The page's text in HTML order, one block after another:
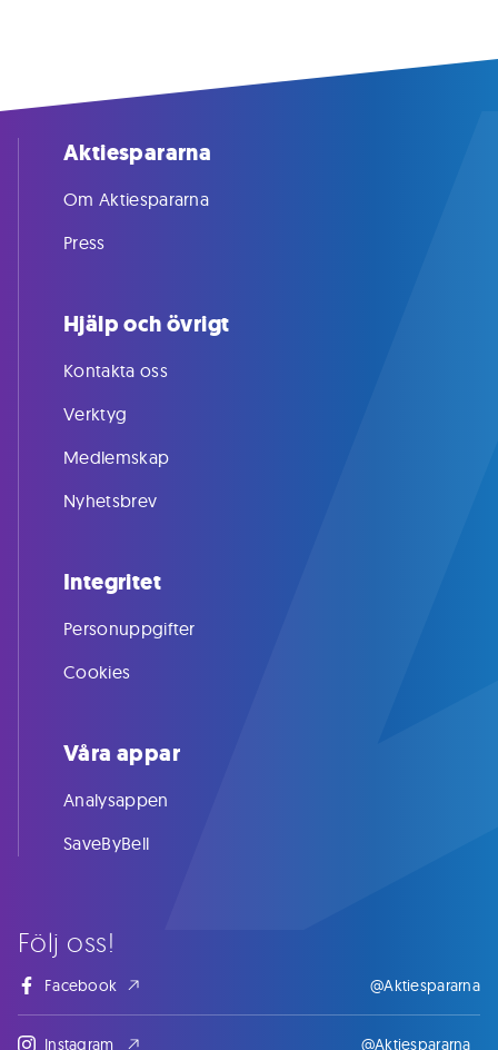
Följ oss!
Facebook @Aktiespararna
Instagram @Aktiespararna_
Aktiespararna
Om Aktiespararna
Press
Hjälp och övrigt
Kontakta oss
Verktyg
Medlemskap
Nyhetsbrev
Integritet
Personuppgifter
Cookies
Våra appar
Analysappen
SaveByBell